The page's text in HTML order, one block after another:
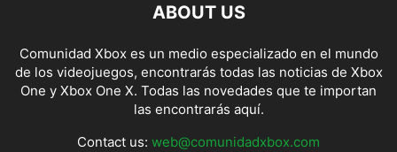
ABOUT US
Comunidad Xbox es un medio especializado en el mundo
de los videojuegos, encontrarás todas las noticias de Xbox
One y Xbox One X. Todas las novedades que te importan
las encontrarás aquí.
Contact us: web@comunidadxbox.com